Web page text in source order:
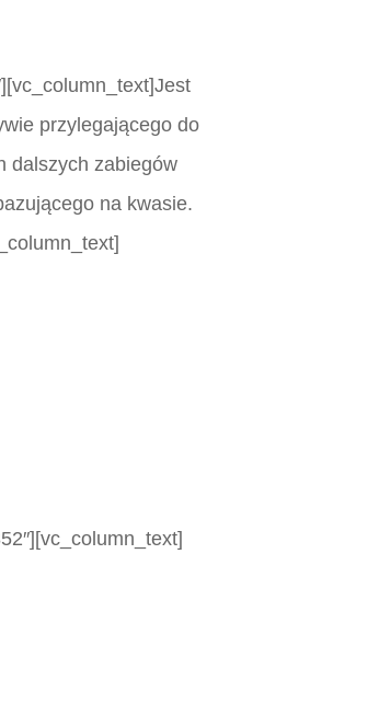
przylegającego do
dalszych zabiegów
na kwasie.